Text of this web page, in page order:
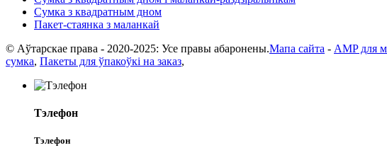
Сумка з квадратным дном
Пакет-стаянка з маланкай
© Аўтарскае права - 2020-2025: Усе правы абаронены.Мапа сайта - AMP для
сумка, Пакеты для ўпакоўкі на заказ,
Тэлефон
Тэлефон